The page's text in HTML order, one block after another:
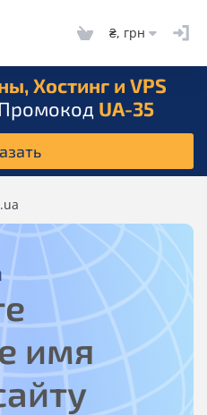
₴, грн
Хостинг и VPS
UA-35
имя